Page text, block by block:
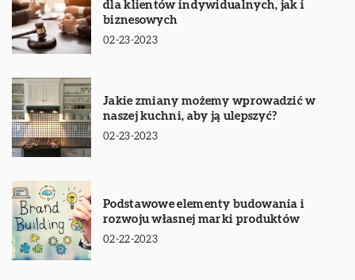
dla klientów indywidualnych, jak i
biznesowych
02-23-2023
Jakie zmiany możemy wprowadzić w
naszej kuchni, aby ją ulepszyć?
02-23-2023
Podstawowe elementy budowania i
rozwoju własnej marki produktów
02-22-2023